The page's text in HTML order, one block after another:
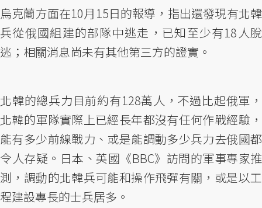
烏克蘭方面在10月15日的報導，指出還發現有北韓
兵從俄國組建的部隊中逃走，已知至少有18人脫
逃；相關消息尚未有其他第三方的證實。
北韓的總兵力目前約有128萬人，不過比起俄軍，
北韓的軍隊實際上已經長年都沒有任何作戰經驗，
能有多少前線戰力、或是能調動多少兵力去俄國都
令人存疑。日本、英國《BBC》訪問的軍事專家推
測，調動的北韓兵可能和操作飛彈有關，或是以工
程建設專長的士兵居多。